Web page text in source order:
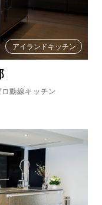
アイランドキッチン
ロ動線キッチン